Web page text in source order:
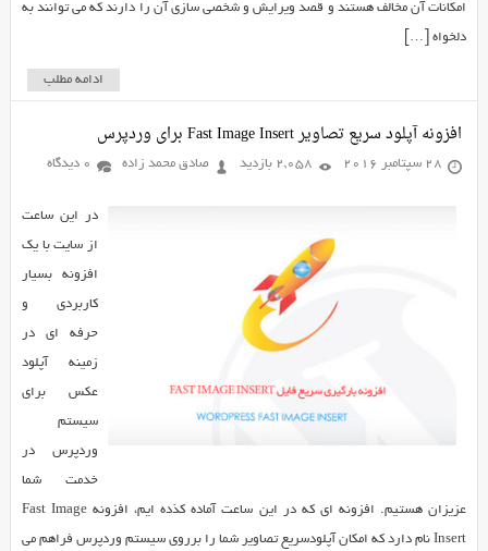
امکانات آن مخالف هستند و قصد ویرایش و شخصی سازی آن را دارند که می توانند به
دلخواه […]
ادامه مطلب
افزونه آپلود سریع تصاویر Fast Image Insert برای وردپرس
28 سپتامبر 2016 2,058 بازدید صادق محمد زاده 0 دیدگاه
در این ساعت
از سایت با یک
افزونه بسیار
کاربردی و
حرفه ای در
زمینه آپلود
عکس برای
سیستم
وردپرس در
خدمت شما
عزیزان هستیم. افزونه ای که در این ساعت آماده کذده ایم، افزونه Fast Image
Insert نام دارد که امکان آپلودسریع تصاویر شما را برروی سیستم وردپرس فراهم می